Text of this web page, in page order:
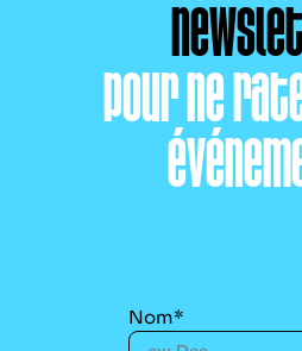
pour ne
Nom*